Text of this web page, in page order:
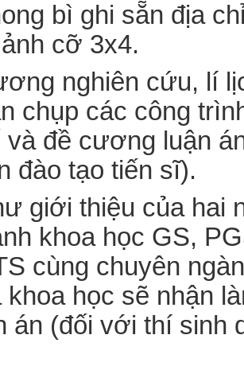
bì ghi sẵn địa
cỡ 3x4.
nghiên cứu, lí
chụp các công
và đề cương luận
đào tạo tiến sĩ).
giới thiệu của hai
khoa học GS,
cùng chuyên
khoa học sẽ nhận
án (đối với thí sinh